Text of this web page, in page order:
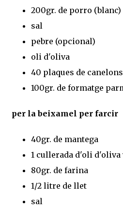
200gr. de porro (blanc)
sal
pebre (opcional)
oli d'oliva
40 plaques de canelons
100gr. de formatge
per la beixamel per farcir
40gr. de mantega
1 cullerada d'oli d'oliva
80gr. de farina
1/2 litre de llet
sal